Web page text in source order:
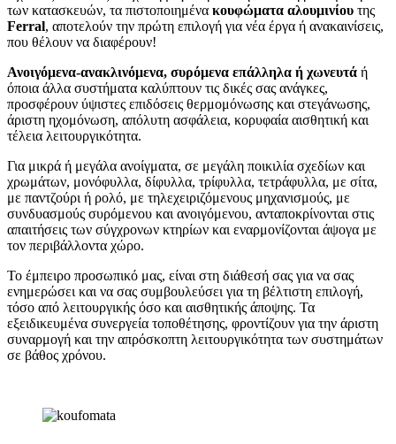
των κατασκευών, τα πιστοποιημένα κουφώματα αλουμινίου της
Ferral, αποτελούν την πρώτη επιλογή για νέα έργα ή ανακαινίσεις,
που θέλουν να διαφέρουν!
Ανοιγόμενα-ανακλινόμενα, συρόμενα επάλληλα ή χωνευτά ή
όποια άλλα συστήματα καλύπτουν τις δικές σας ανάγκες,
προσφέρουν ύψιστες επιδόσεις θερμομόνωσης και στεγάνωσης,
άριστη ηχομόνωση, απόλυτη ασφάλεια, κορυφαία αισθητική και
τέλεια λειτουργικότητα.
Για μικρά ή μεγάλα ανοίγματα, σε μεγάλη ποικιλία σχεδίων και
χρωμάτων, μονόφυλλα, δίφυλλα, τρίφυλλα, τετράφυλλα, με σίτα,
με παντζούρι ή ρολό, με τηλεχειριζόμενους μηχανισμούς, με
συνδυασμούς συρόμενου και ανοιγόμενου, ανταποκρίνονται στις
απαιτήσεις των σύγχρονων κτηρίων και εναρμονίζονται άψογα με
τον περιβάλλοντα χώρο.
Το έμπειρο προσωπικό μας, είναι στη διάθεσή σας για να σας
ενημερώσει και να σας συμβουλεύσει για τη βέλτιστη επιλογή,
τόσο από λειτουργικής όσο και αισθητικής άποψης. Τα
εξειδικευμένα συνεργεία τοποθέτησης, φροντίζουν για την άριστη
συναρμογή και την απρόσκοπτη λειτουργικότητα των συστημάτων
σε βάθος χρόνου.